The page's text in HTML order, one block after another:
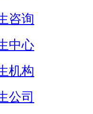
咨询
中心
机构
公司